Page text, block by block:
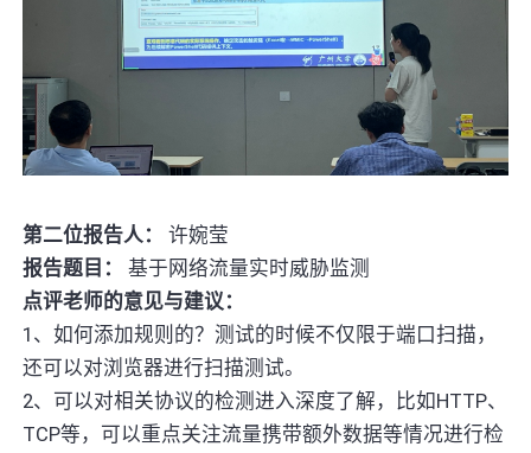
第二位报告人：
许婉莹
报告题目：
基于网络流量实时威胁监测
点评老师的意见与建议：
1、如何添加规则的？测试的时候不仅限于端口扫描，
还可以对浏览器进行扫描测试。
2、可以对相关协议的检测进入深度了解，比如HTTP、
TCP等，可以重点关注流量携带额外数据等情况进行检